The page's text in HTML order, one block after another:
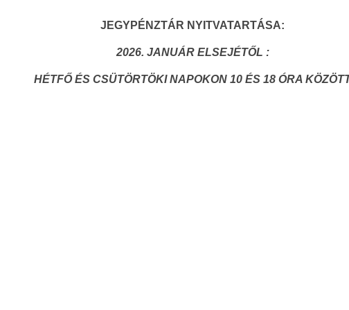
JEGYPÉNZTÁR NYITVATARTÁSA:
2026. JANUÁR ELSEJÉTŐL :
HÉTFŐ ÉS CSÜTÖRTÖKI NAPOKON 10 ÉS 18 ÓRA